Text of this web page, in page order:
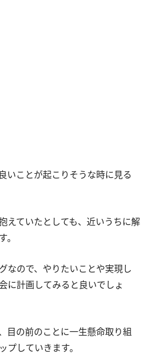
いことが起こりそうな時に見る
えていたとしても、近いうちに解
なので、やりたいことや実現し
に計画してみると良いでしょ
目の前のことに一生懸命取り組
プしていきます。